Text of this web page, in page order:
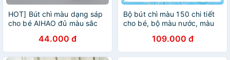
HOT] Bút chì màu dạng sáp
cho bé AIHAO đủ màu sắc
44.000 đ
Bộ bút chì màu 150 chi tiết
cho bé, bộ màu nước, màu
cho bé từ 2-10 tuổi -
BOBABO
109.000 đ